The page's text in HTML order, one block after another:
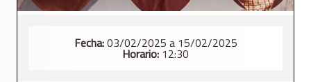
Fecha:03/02/2025 a 15/02/2025
Horario: 12:30